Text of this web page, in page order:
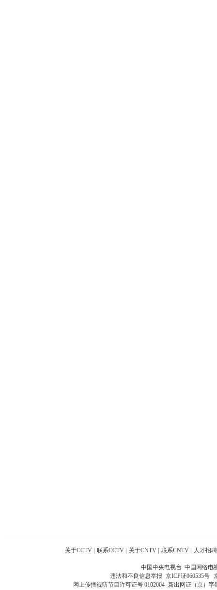
关于CCTV 联系CCTV 关于CNTV 联系CNTV 人才招聘
中国中央电视台 中国网络电
违法和不良信息举报 京ICP证060535号
网上传播视听节目许可证号 0102004 新出网证（京）